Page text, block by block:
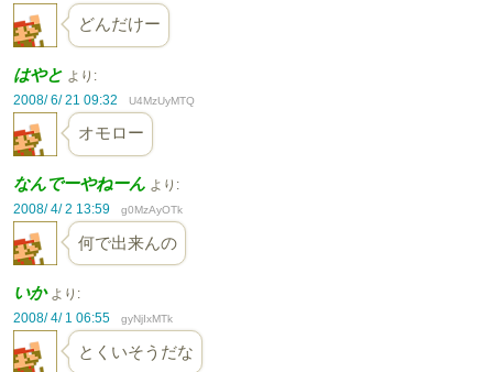
どんだけー
はやと より:
2008/ 6/ 21 09:32
U4MzUyMTQ
オモロー
なんでーやねーん より:
2008/ 4/ 2 13:59
g0MzAyOTk
何で出来んの
いか より:
2008/ 4/ 1 06:55
gyNjIxMTk
とくいそうだな